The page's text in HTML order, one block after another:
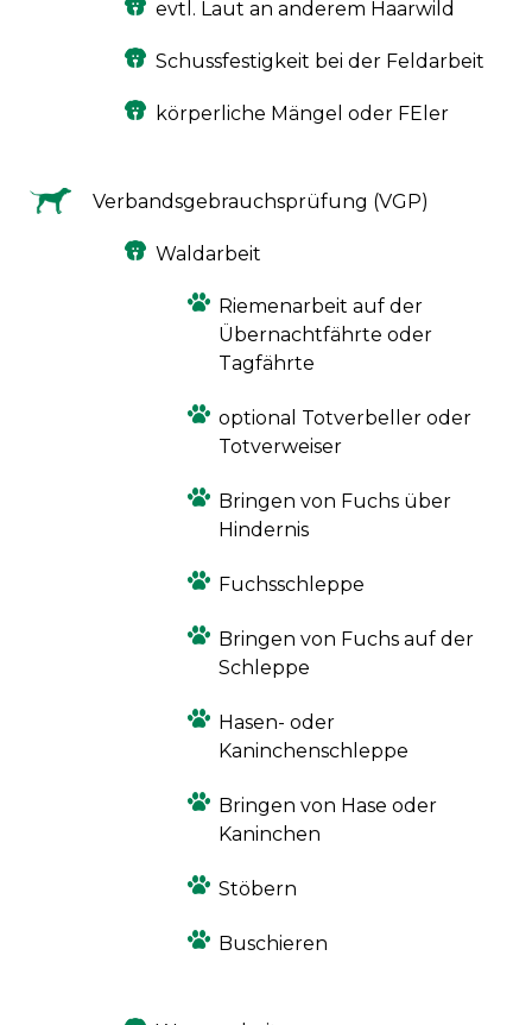
evtl. Laut an anderem Haarwild
Schussfestigkeit bei der Feldarbeit
körperliche Mängel oder FEler
Verbandsgebrauchsprüfung (VGP)
Waldarbeit
Riemenarbeit auf der
Übernachtfährte oder
Tagfährte
optional Totverbeller oder
Totverweiser
Bringen von Fuchs über
Hindernis
Fuchsschleppe
Bringen von Fuchs auf der
Schleppe
Hasen- oder
Kaninchenschleppe
Bringen von Hase oder
Kaninchen
Stöbern
Buschieren